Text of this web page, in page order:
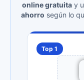
online gratuita y
ahorro según lo
Top 1